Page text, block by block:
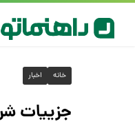
خانه اخبار
جزییات